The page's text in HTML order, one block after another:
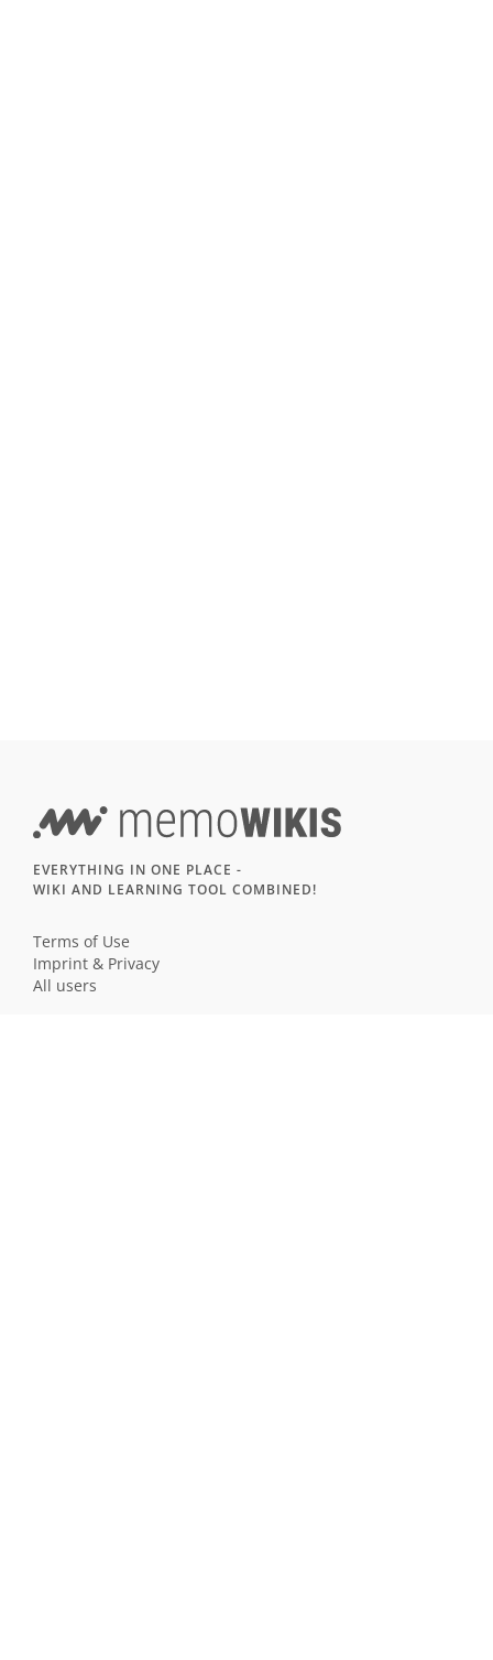
EVERYTHING IN ONE PLACE -
WIKI AND LEARNING TOOL COMBINED!
Terms of Use
Imprint & Privacy
All users